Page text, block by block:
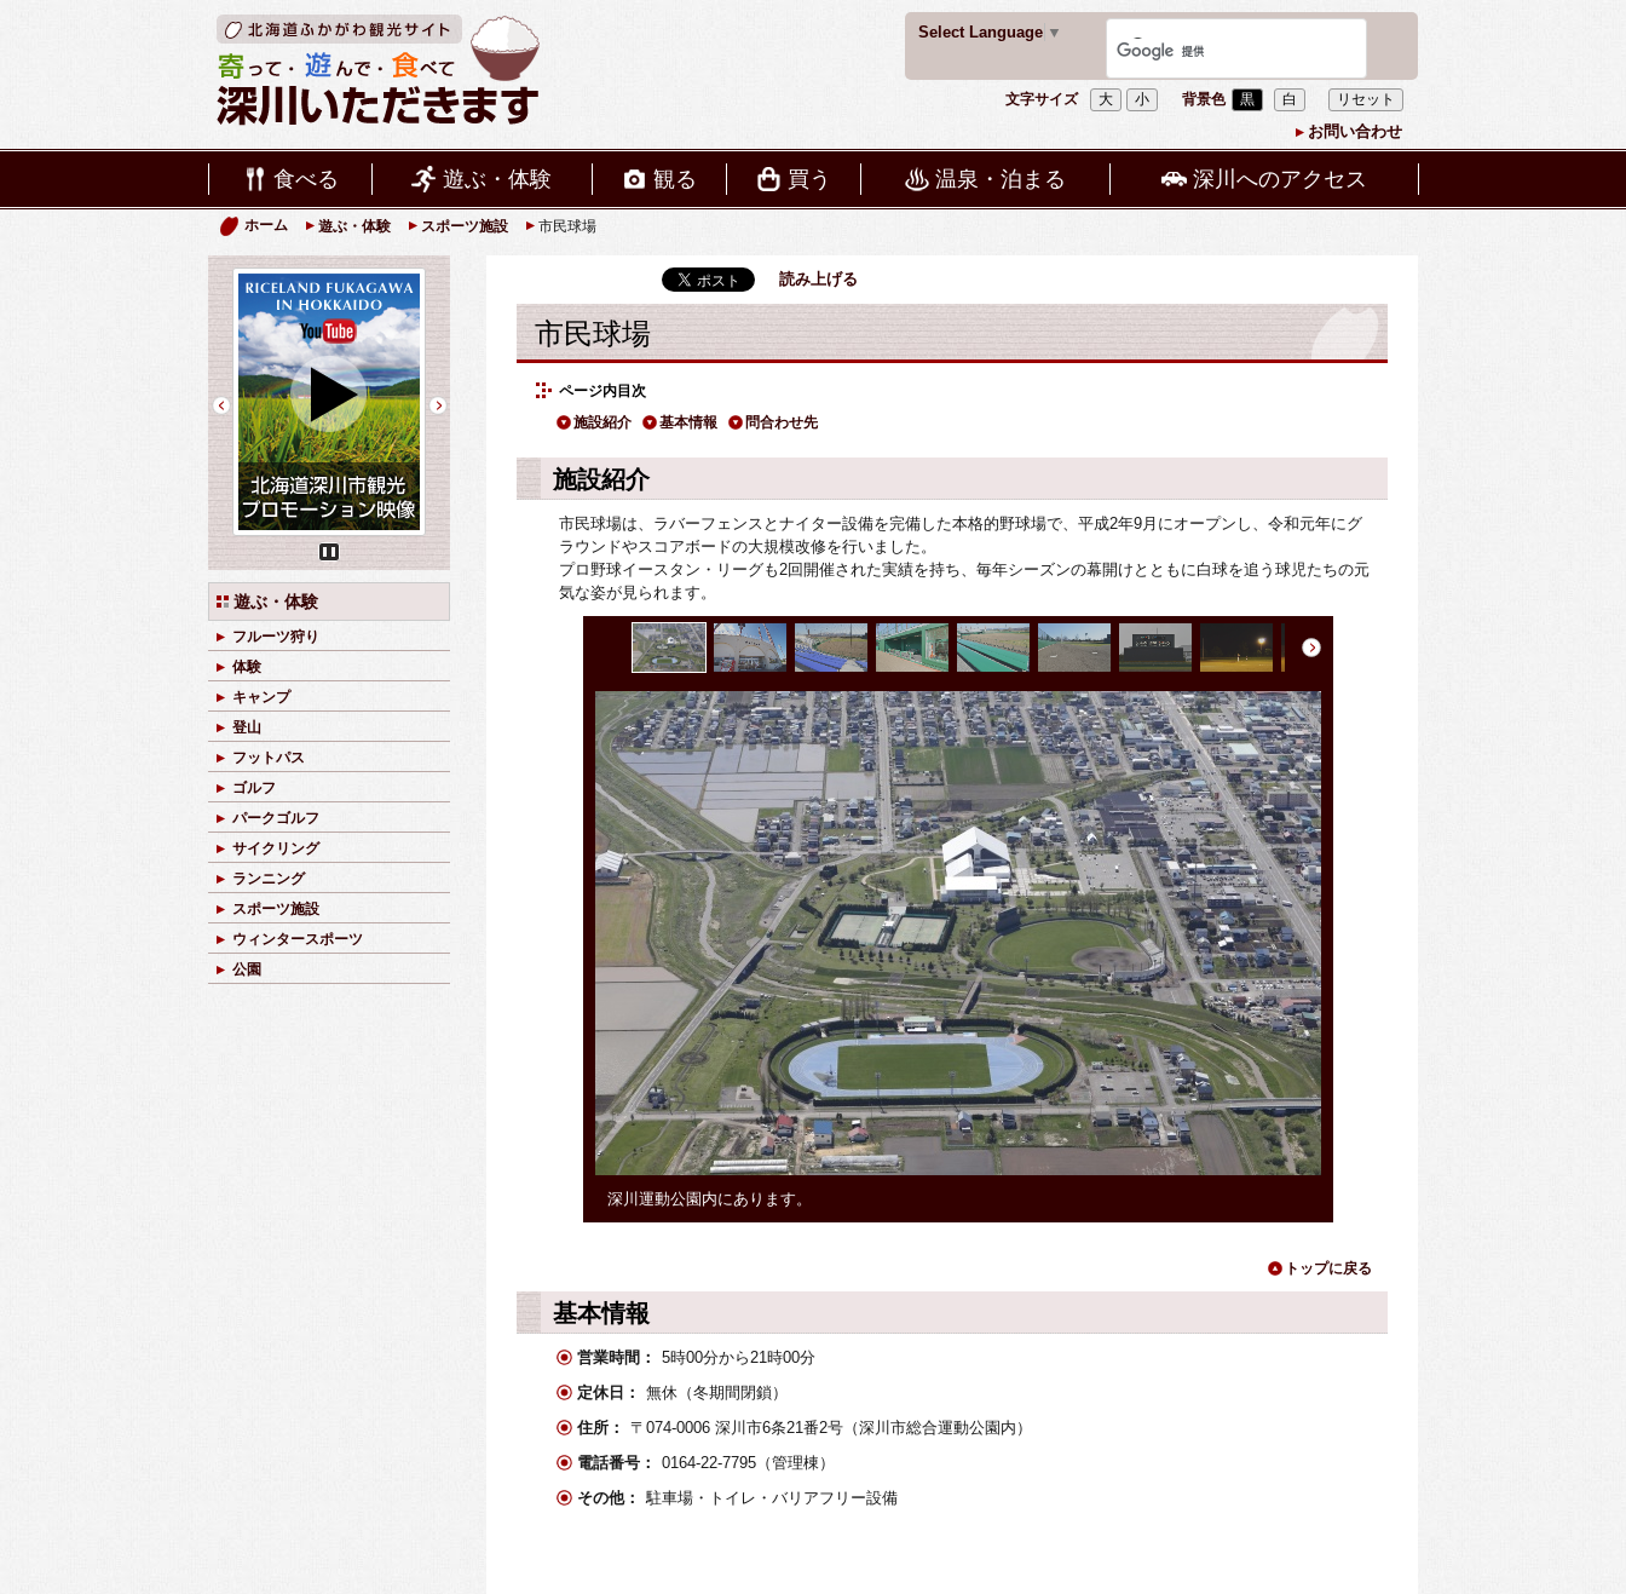
Select Language ▼
文字サイズ 大 小 背景色 黒 白 リセット
お問い合わせ
食べる 遊ぶ・体験 観る 買う 温泉・泊まる 深川へのアクセス
ホーム 遊ぶ・体験 スポーツ施設 市民球場
読み上げる
市民球場
ページ内目次
施設紹介 基本情報 問合わせ先
施設紹介
市民球場は、ラバーフェンスとナイター設備を完備した本格的野球場で、平成2年9月にオープンし、令和元年にグ
ラウンドやスコアボードの大規模改修を行いました。
プロ野球イースタン・リーグも2回開催された実績を持ち、毎年シーズンの幕開けとともに白球を追う球児たちの元
気な姿が見られます。
深川運動公園内にあります。
トップに戻る
基本情報
営業時間：
5時00分から21時00分
定休日：
無休（冬期間閉鎖）
住所：
〒074-0006 深川市6条21番2号（深川市総合運動公園内）
電話番号：
0164-22-7795（管理棟）
その他：
駐車場・トイレ・バリアフリー設備
Pause
遊ぶ・体験
フルーツ狩り
体験
キャンプ
登山
フットパス
ゴルフ
パークゴルフ
サイクリング
ランニング
スポーツ施設
ウィンタースポーツ
公園